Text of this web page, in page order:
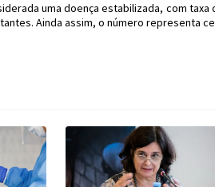
uma doença estabilizada, com
Ainda assim, o número representa